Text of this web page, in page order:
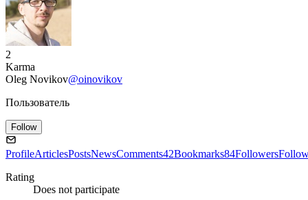
2
Karma
Oleg Novikov@oinovikov
Пользователь
Follow
ProfileArticlesPostsNewsComments42Bookmarks84Followers
Rating
Does not participate